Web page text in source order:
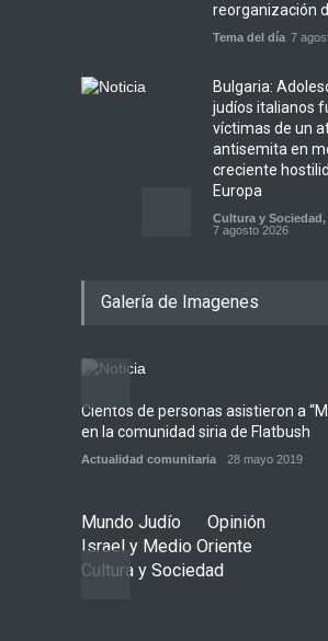
reorganización
Tema del día 7
Bulgaria:
judíos italianos
víctimas de un
antisemita en
creciente
Europa
Cultura y Sociedad,
7 agosto 2026
Jenin después
Alarma en
temor de que el
bipartidista
Israel y Medio
7 agosto 2026
Galería de Imagenes
Cientos de personas asistieron a
en la comunidad siria de Flatbush
Actualidad comunitaria 28 mayo 2019
Mundo Judío
Opinión
Israel y Medio Oriente
Cultura y Sociedad